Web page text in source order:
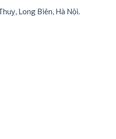
Long Biên, Hà Nội.